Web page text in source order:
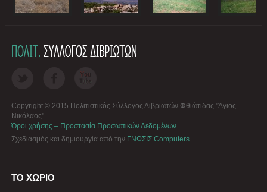
Copyright © 2015 Πολιτιστικός Σύλλογος Διβριωτών Φθιώτιδας "Άγιος
Νικόλαος".
Όροι χρήσης – Προστασία Προσωπικών Δεδομένων.
Σχεδιασμός και δημιουργία από την ΓΝΩΣΙΣ Computers
ΤΟ ΧΩΡΙΟ